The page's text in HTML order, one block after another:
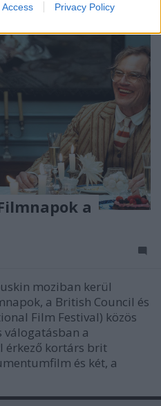
Access Privacy Policy
a
moziban kerül
a British Council és
Film Festival) közös
a
érkező kortárs brit
és két, a